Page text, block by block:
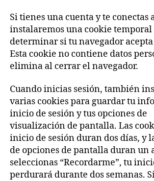
Si tienes una cuenta y te conectas
instalaremos una cookie temporal
determinar si tu navegador
Esta cookie no contiene datos
elimina al cerrar el navegador.
Cuando inicias sesión, también
varias cookies para guardar tu
inicio de sesión y tus opciones de
visualización de pantalla. Las
inicio de sesión duran dos días, y
de opciones de pantalla duran un
seleccionas “Recordarme”, tu
perdurará durante dos semanas.